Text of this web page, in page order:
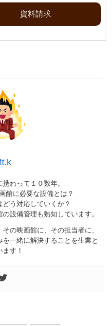
資料請求
わって１０数年。
館に必要な設備とは？
う対応していくか？
設備管理も熟知しています。
の映画館に、その担当者に、
一緒に解決することを生業と
ます！